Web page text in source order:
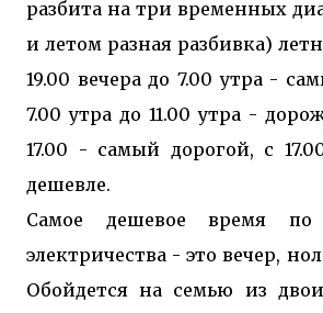
разбита на три временных
и летом разная разбивка)
19.00 вечера до 7.00 утра -
7.00 утра до 11.00 утра -
17.00 - самый дорогой, с
дешевле.
Самое дешевое время по
электричества - это вечер,
Обойдется на семью из